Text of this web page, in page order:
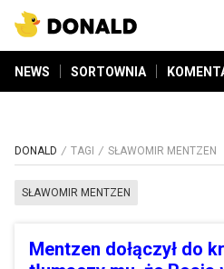
NEWS SORTOWNIA
DONALD TAGI SŁAWOMIR MENTZEN
SŁAWOMIR MENTZEN
Mentzen dołączył do